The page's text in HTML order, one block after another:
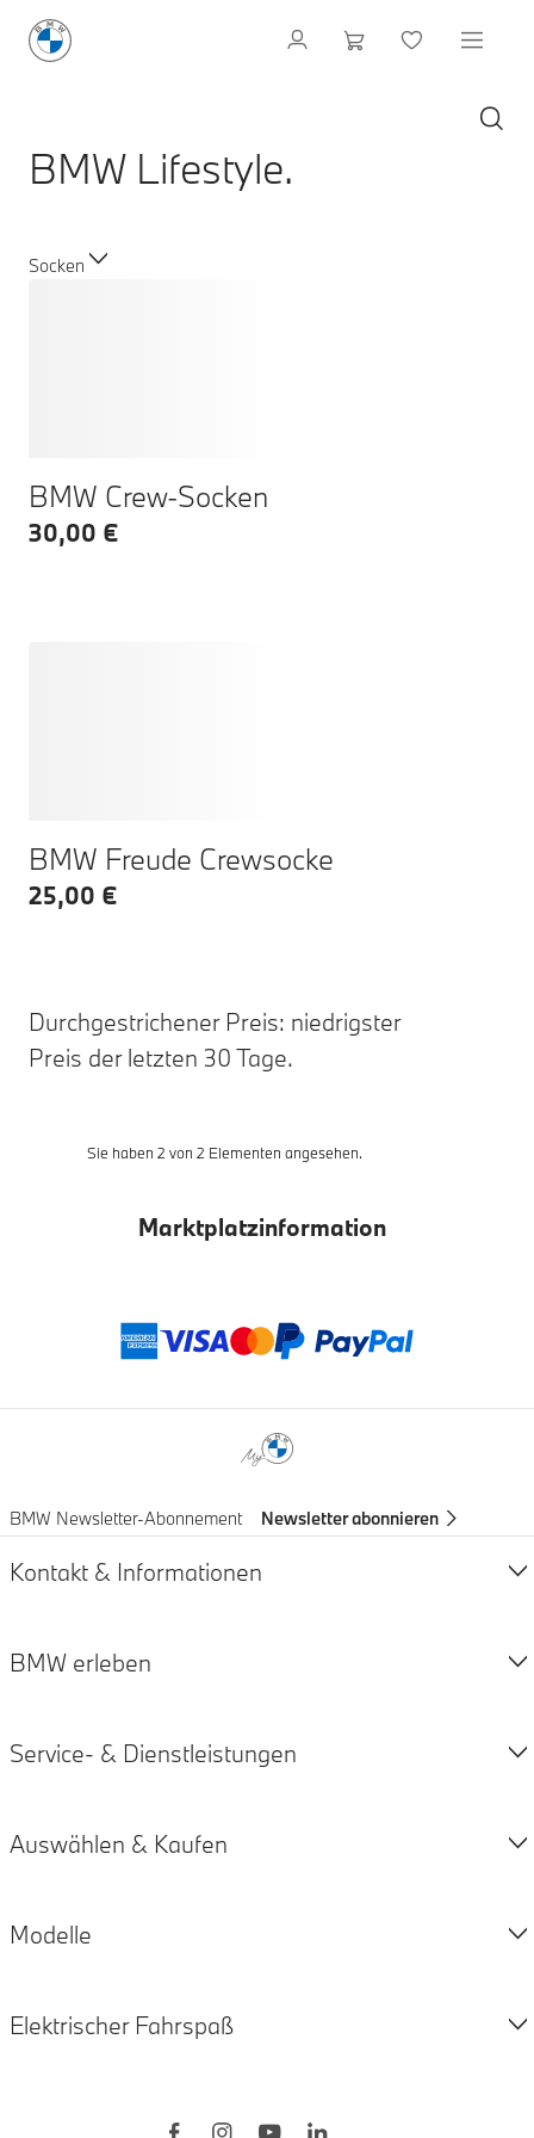
BMW Lifestyle.
Socken
BMW Crew-Socken
30,00 €
BMW Freude Crewsocke
25,00 €
Durchgestrichener Preis: niedrigster
Preis der letzten 30 Tage.
Sie haben 2 von 2 Elementen angesehen.
Marktplatzinformation